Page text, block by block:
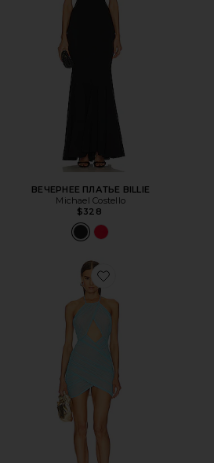
ВЕЧЕРНЕЕ ПЛАТЬЕ BILLIE
Michael Costello
$328
Favorite ПЛАТЬЕ BIA